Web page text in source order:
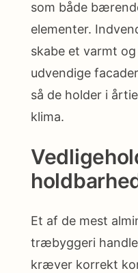
som både
elementer.
skabe et varmt
udvendige
så de holder i
klima.
Et af de mest
træbyggeri
kræver korrekt